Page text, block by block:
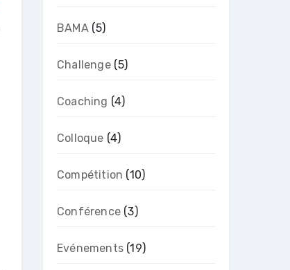
BAMA(5)
Challenge(5)
Coaching (4)
Colloque (4)
Compétition (10)
Conférence (3)
Evénements (19)